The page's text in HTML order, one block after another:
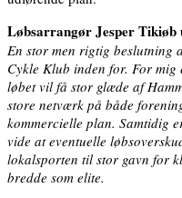
Løbsarrangør Jesper Tikiøb
En stor men rigtig beslutning
Cykle Klub inden for. For
løbet vil få stor glæde af
store netværk på både
kommercielle plan. Samtidig
vide at eventuelle
lokalsporten til stor gavn for
bredde som elite.